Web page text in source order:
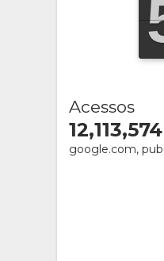
Acessos
12,113,574
google.com,